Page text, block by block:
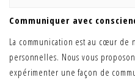
Communiquer avec
La communication est au cœur
personnelles. Nous vous
expérimenter une façon de